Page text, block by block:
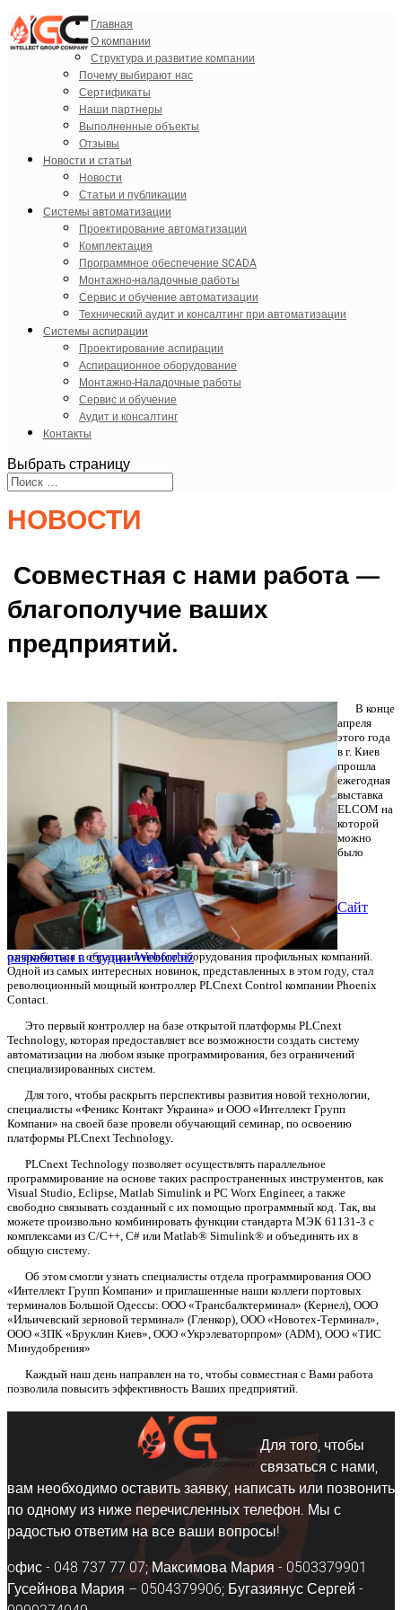
Главная
О компании
Структура и развитие компании
Почему выбирают нас
Сертификаты
Наши партнеры
Выполненные объекты
Отзывы
Новости и статьи
Новости
Статьи и публикации
Системы автоматизации
Проектирование автоматизации
Комплектация
Программное обеспечение SCADA
Монтажно-наладочные работы
Сервис и обучение автоматизации
Технический аудит и консалтинг при автоматизации
Системы аспирации
Проектирование аспирации
Аспирационное оборудование
Монтажно-Наладочные работы
Сервис и обучение
Аудит и консалтинг
Контакты
Выбрать страницу
НОВОСТИ
Совместная с нами работа —
благополучие ваших
предприятий.
В конце
апреля
этого года
в г. Киев
прошла
ежегодная
выставка
ELCOM на
которой
можно
было
ознакомиться с образцами нового оборудования профильных компаний.
Одной из самых интересных новинок, представленных в этом году, стал
революционный мощный контроллер PLCnext Control компании Phoenix
Contact.
Это первый контроллер на базе открытой платформы PLCnext
Technology, которая предоставляет все возможности создать систему
автоматизации на любом языке программирования, без ограничений
специализированных систем.
Для того, чтобы раскрыть перспективы развития новой технологии,
специалисты «Феникс Контакт Украина» и ООО «Интеллект Групп
Компани» на своей базе провели обучающий семинар, по освоению
платформы PLCnext Technology.
PLCnext Technology позволяет осуществлять параллельное
программирование на основе таких распространенных инструментов, как
Visual Studio, Eclipse, Matlab Simulink и PC Worx Engineer, а также
свободно связывать созданный с их помощью программный код. Так, вы
можете произвольно комбинировать функции стандарта МЭК 61131-3 с
комплексами из C/C++, C# или Matlab® Simulink® и объединять их в
общую систему.
Об этом смогли узнать специалисты отдела программирования ООО
«Интеллект Групп Компани» и приглашенные наши коллеги портовых
терминалов Большой Одессы: ООО «Трансбалктерминал» (Кернел), ООО
«Ильичевский зерновой терминал» (Гленкор), ООО «Новотех-Терминал»,
ООО «ЗПК «Бруклин Киев», ООО «Укрэлеваторпром» (ADM), ООО «ТИС
Минудобрения»
Каждый наш день направлен на то, чтобы совместная с Вами работа
позволила повысить эффективность Ваших предприятий.
Для того, чтобы
связаться с нами,
вам необходимо оставить заявку, написать или позвонить
по одному из ниже перечисленных телефон. Мы с
радостью ответим на все ваши вопросы!
oфис - 048 737 77 07; Максимова Мария - 0503379901
Гусейнова Мария – 0504379906; Бугазиянус Сергей -
Сайт
разработан в студии Webforbiz